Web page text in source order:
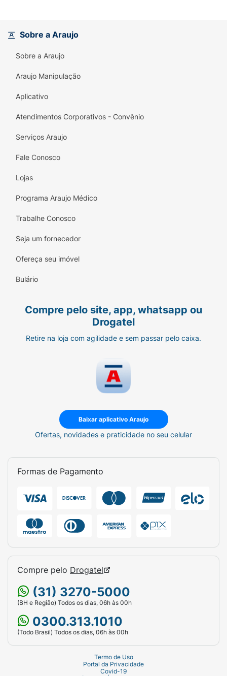
Sobre a Araujo
Sobre a Araujo
Araujo Manipulação
Aplicativo
Atendimentos Corporativos - Convênio
Serviços Araujo
Fale Conosco
Lojas
Programa Araujo Médico
Trabalhe Conosco
Seja um fornecedor
Ofereça seu imóvel
Bulário
Compre pelo site, app, whatsapp ou
Drogatel
Retire na loja com agilidade e sem passar pelo caixa.
Baixar aplicativo Araujo
Ofertas, novidades e praticidade no seu celular
Formas de Pagamento
Compre pelo Drogatel
(31) 3270-5000
(BH e Região) Todos os dias, 06h às 00h
0300.313.1010
(Todo Brasil) Todos os dias, 06h às 00h
Termo de Uso
Portal da Privacidade
Covid-19